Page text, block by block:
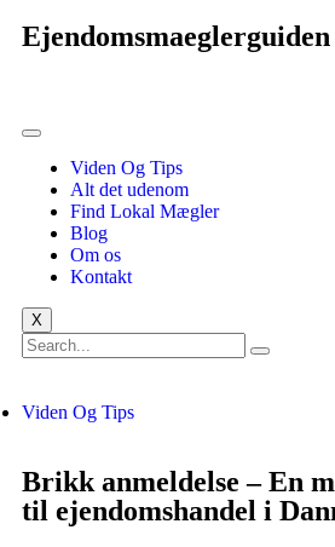
Ejendomsmaeglerguiden
Viden Og Tips
Alt det udenom
Find Lokal Mægler
Blog
Om os
Kontakt
X
Viden Og Tips
Brikk anmeldelse – En
til ejendomshandel i